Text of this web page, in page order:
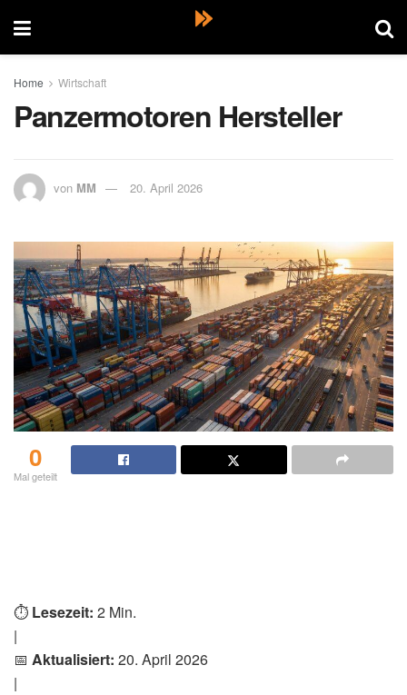
Home Wirtschaft
Panzermotoren Hersteller
von MM 20. April 2026
0
Mal geteilt
⏱️ Lesezeit: 2 Min.
|
📅 Aktualisiert: 20. April 2026
|